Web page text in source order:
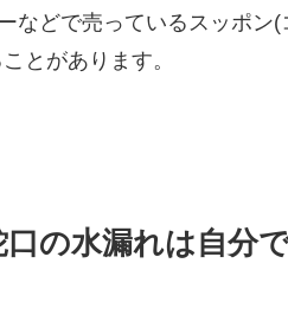
などで売っているスッポ
とがあります。
の水漏れは自分